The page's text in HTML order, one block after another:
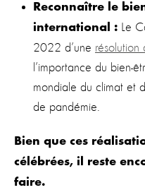
Reconnaître le
international :
Le
2022 d’une résolution
l’importance du bien-
mondiale du climat et
de pandémie.
Bien que ces
célébrées, il reste
faire.